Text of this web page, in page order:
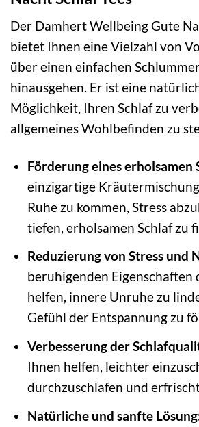
Der Damhert Wellbeing Gute
bietet Ihnen eine Vielzahl von
über einen einfachen
hinausgehen. Er ist eine
Möglichkeit, Ihren Schlaf zu
allgemeines Wohlbefinden zu
Förderung eines erholsamen
einzigartige
Ruhe zu kommen, Stress
tiefen, erholsamen Schlaf zu
Reduzierung von Stress und
beruhigenden Eigenschaften
helfen, innere Unruhe zu
Gefühl der Entspannung zu
Verbesserung der
Ihnen helfen, leichter
durchzuschlafen und
Natürliche und sanfte